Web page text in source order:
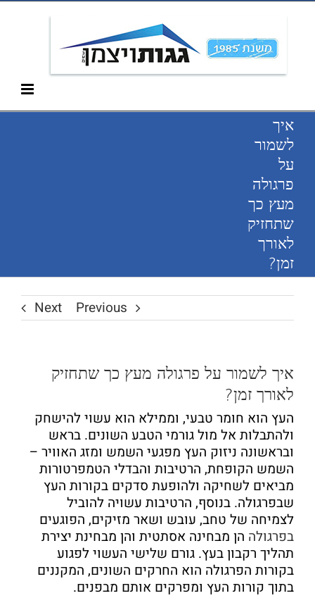
Skip
content
איך
לשמור
על
פרגולה
מעץ כך
שתחזיק
לאורך
זמן?
Previous
Next
איך לשמור על פרגולה מעץ כך שתחזיק
לאורך זמן?
העץ הוא חומר טבעי, וממילא הוא עשוי להישחק
ולהתבלות אל מול גורמי הטבע השונים. בראש
ובראשונה ניזוק העץ מפגעי השמש ומזג האוויר –
השמש הקופחת, הרטיבות והבדלי הטמפרטורות
מביאים לשחיקה ולהופעת סדקים בקורות העץ
שבפרגולה. בנוסף, הרטיבות עשויה להוביל
לצמיחה של טחב, עובש ושאר מזיקים, הפוגעים
בפרגולה הן מבחינה אסתטית והן מבחינת יצירת
תהליך רקבון בעץ. גורם שלישי העשוי לפגוע
בקורות הפרגולה הוא החרקים השונים, המקננים
בתוך קורות העץ ומפרקים אותם מבפנים.